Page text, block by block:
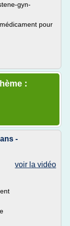
gyn-
pour
:
-
voir la vidéo